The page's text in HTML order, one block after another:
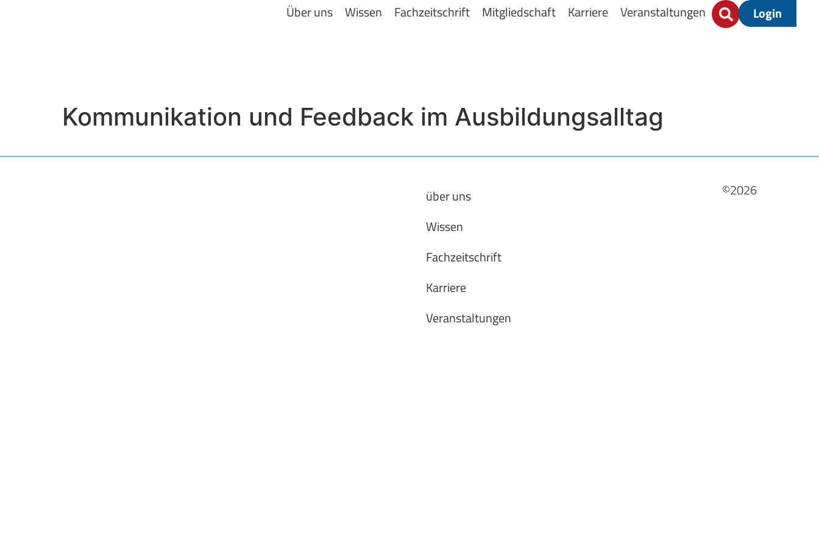
Über uns Wissen Fachzeitschrift Mitgliedschaft Karriere Veranstaltungen Login
Kommunikation und Feedback im Ausbildungsalltag
über uns
Wissen
Fachzeitschrift
Karriere
Veranstaltungen
©2026